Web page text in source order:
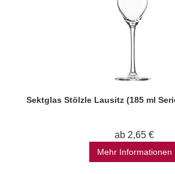
Sektglas Stölzle Lausitz (185 ml
ab 2,65 €
Mehr Informationen